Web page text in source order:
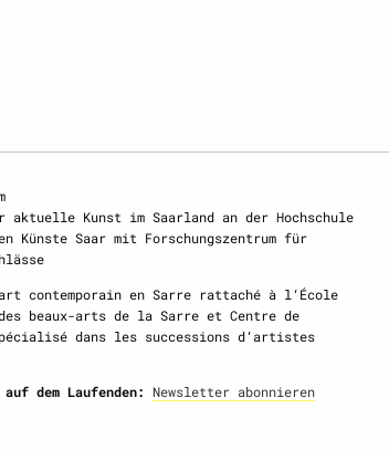
Kunst im Saarland an der Hochschule
Künste Saar mit Forschungszentrum für
contemporain en Sarre rattaché à l‘École
beaux-arts de la Sarre et Centre de
dans les successions d‘artistes
dem Laufenden: Newsletter abonnieren